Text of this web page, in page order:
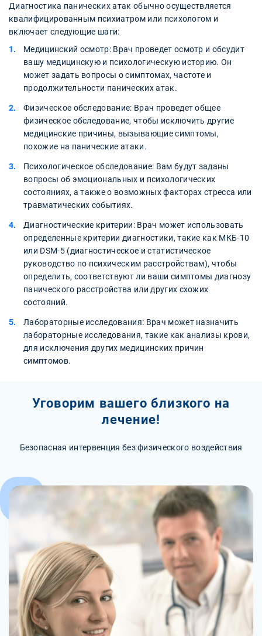
Диагностика панических атак обычно осуществляется
квалифицированным психиатром или психологом и
включает следующие шаги:
Медицинский осмотр: Врач проведет осмотр и обсудит
вашу медицинскую и психологическую историю. Он
может задать вопросы о симптомах, частоте и
продолжительности панических атак.
Физическое обследование: Врач проведет общее
физическое обследование, чтобы исключить другие
медицинские причины, вызывающие симптомы,
похожие на панические атаки.
Психологическое обследование: Вам будут заданы
вопросы об эмоциональных и психологических
состояниях, а также о возможных факторах стресса или
травматических событиях.
Диагностические критерии: Врач может использовать
определенные критерии диагностики, такие как МКБ-10
или DSM-5 (диагностическое и статистическое
руководство по психическим расстройствам), чтобы
определить, соответствуют ли ваши симптомы диагнозу
панического расстройства или других схожих
состояний.
Лабораторные исследования: Врач может назначить
лабораторные исследования, такие как анализы крови,
для исключения других медицинских причин
симптомов.
Уговорим вашего близкого на
лечение!
Безопасная интервенция без физического воздействия